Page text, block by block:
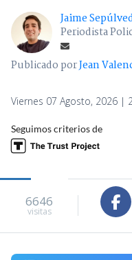
Jaime
Periodista
Publicado porJean
Viernes 07 Agosto, 2026 |
Seguimos criterios de
6646
visitas